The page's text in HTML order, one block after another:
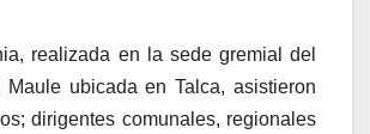
realizada en la sede gremial del
Maule ubicada en Talca, asistieron
dirigentes comunales, regionales